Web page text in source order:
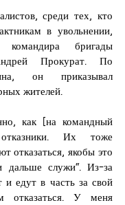
среди тех, кто
в увольнении,
бригады
Прокурат. По
он приказывал
жителей.
как [на командный
Их тоже
отказаться, якобы это
дальше служи“. Из-за
и едут в часть за свой
отказаться. У меня